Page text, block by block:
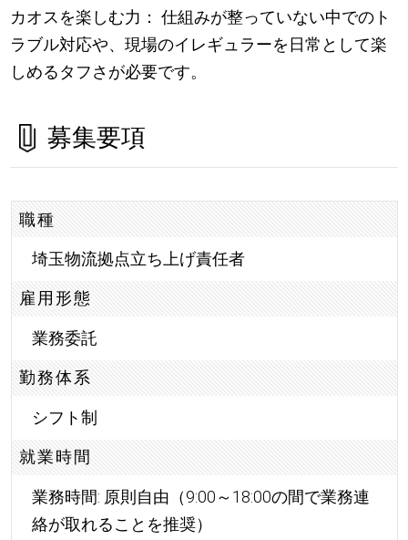
カオスを楽しむ力： 仕組みが整っていない中でのト
ラブル対応や、現場のイレギュラーを日常として楽
しめるタフさが必要です。
募集要項
職種
埼玉物流拠点立ち上げ責任者
雇用形態
業務委託
勤務体系
シフト制
就業時間
業務時間: 原則自由（9:00～18:00の間で業務連
絡が取れることを推奨）